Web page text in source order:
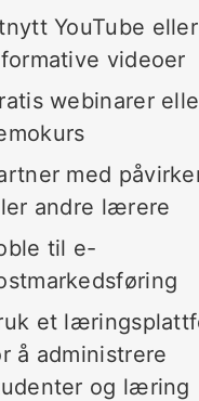
YouTube
videoer
webinarer
med
andre lærere
til e-
et
å administrere
og læring